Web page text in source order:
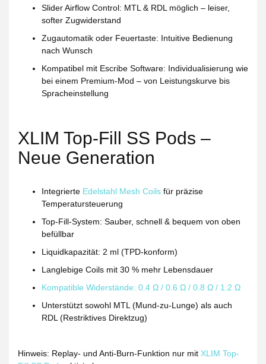
Slider Airflow Control: MTL & RDL möglich – leiser,
softer Zugwiderstand
Zugautomatik oder Feuertaste: Intuitive Bedienung
nach Wunsch
Kompatibel mit Escribe Software: Individualisierung wie
bei einem Premium-Mod – von Leistungskurve bis
Spracheinstellung
XLIM Top-Fill SS Pods –
Neue Generation
Integrierte Edelstahl Mesh Coils für präzise
Temperatursteuerung
Top-Fill-System: Sauber, schnell & bequem von oben
befüllbar
Liquidkapazität: 2 ml (TPD-konform)
Langlebige Coils mit 30 % mehr Lebensdauer
Kompatible Widerstände: 0.4 Ω / 0.6 Ω / 0.8 Ω / 1.2 Ω
Unterstützt sowohl MTL(Mund-zu-Lunge) als auch
RDL(Restriktives Direktzug)
Hinweis: Replay- und Anti-Burn-Funktion nur mit XLIM Top-